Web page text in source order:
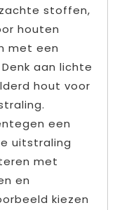
stoffen,
houten
met een
aan lichte
hout voor
een
uitstraling
met
en
kiezen